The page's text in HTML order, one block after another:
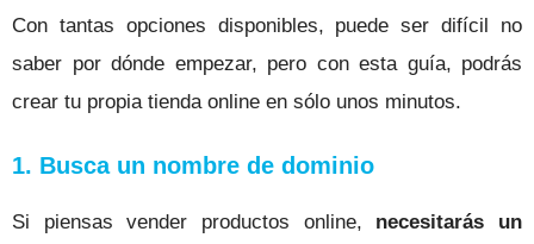
Con tantas opciones disponibles, puede ser difícil no
saber por dónde empezar, pero con esta guía, podrás
crear tu propia tienda online en sólo unos minutos.
1. Busca un nombre de dominio
Si piensas vender productos online, necesitarás un